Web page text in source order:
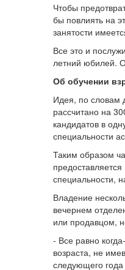
Чтобы
бы повлиять на
занятости
Все это и
летний юбилей.
Об обучении
Идея, по словам
рассчитано на
кандидатов в
специальности
Таким образом
специальности,
Владение
вечернем
или продавцом,
- Все равно
возраста, не
следующего года